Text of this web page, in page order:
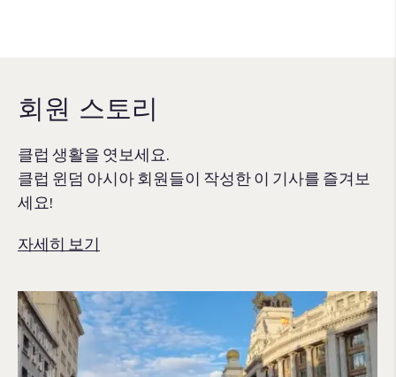
회원 스토리
클럽 생활을 엿보세요.
클럽 윈덤 아시아 회원들이 작성한 이 기사를 즐겨보
세요!
자세히 보기